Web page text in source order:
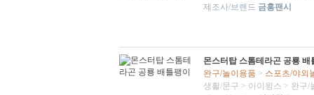
제조사/브렌드 금홍팬시
몬스터탑 스톰테라곤 공룡 배
완구/놀이용품 > 스포츠/야외
생활/문구 > 아이윙스 > 완구/